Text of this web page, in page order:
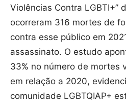
Violências Contra LGBTI+”
ocorreram 316 mortes de
contra esse público em
assassinato. O estudo
33% no número de mortes
em relação a 2020,
comunidade LGBTQIAP+